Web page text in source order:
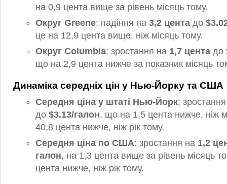
на 0,9 цента вище за рівень місяць тому.
Округ Greene: падіння на 3,2 цента до
це на 12,9 цента вище, ніж місяць тому.
Округ Columbia: зростання на 1,7 цента до
що на 2,9 цента нижче за показник місяць
Динаміка середніх цін у Нью-Йорку та США
Середня ціна у штаті Нью-Йорк:
до $3.13/галон, що на 1,5 цента нижче, ніж
40,8 цента нижче, ніж рік тому.
Середня ціна по США: зростання на 1,2
галон, на 1,3 цента вище за рівень місяць
цента нижче, ніж рік тому.